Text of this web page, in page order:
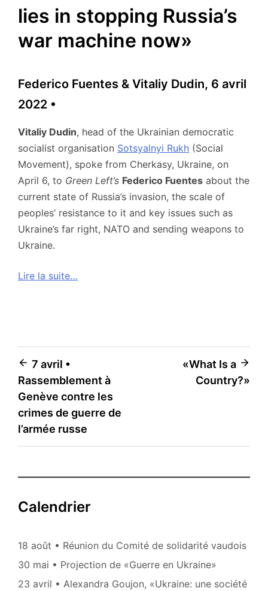
lies in stopping Russia’s
war machine now»
Federico Fuentes & Vitaliy Dudin, 6 avril
2022 •
Vitaliy Dudin, head of the Ukrainian democratic
socialist organisation Sotsyalnyi Rukh (Social
Movement), spoke from Cherkasy, Ukraine, on
April 6, to Green Left’s Federico Fuentes about the
current state of Russia’s invasion, the scale of
peoples’ resistance to it and key issues such as
Ukraine’s far right, NATO and sending weapons to
Ukraine.
Lire la suite…
Navigation
de
l’article
7 avril •
Rassemblement à
Genève contre les
crimes de guerre de
l’armée russe
«What Is a
Country?»
Calendrier
18 août • Réunion du Comité de solidarité vaudois
30 mai • Projection de «Guerre en Ukraine»
23 avril • Alexandra Goujon, «Ukraine: une société